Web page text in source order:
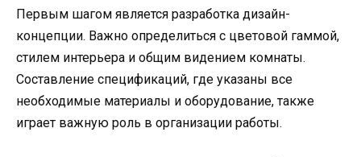
Первым шагом является разработка дизайн-
концепции. Важно определиться с цветовой гаммой,
стилем интерьера и общим видением комнаты.
Составление спецификаций, где указаны все
необходимые материалы и оборудование, также
играет важную роль в организации работы.